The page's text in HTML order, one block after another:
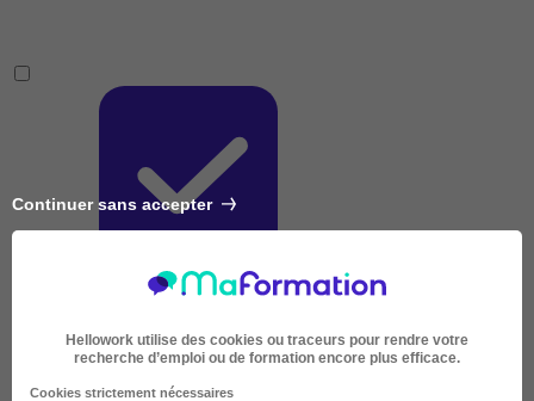
Continuer sans accepter
Hellowork utilise des cookies ou traceurs pour rendre votre
recherche d’emploi ou de formation encore plus efficace.
Cookies strictement nécessaires